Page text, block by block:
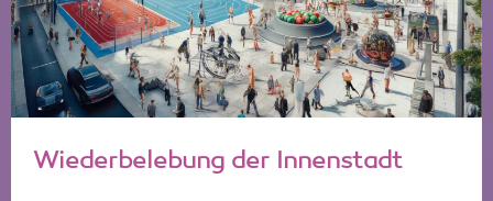
Wiederbelebung der Innenstadt